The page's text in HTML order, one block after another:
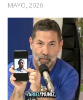
MAYO, 2026